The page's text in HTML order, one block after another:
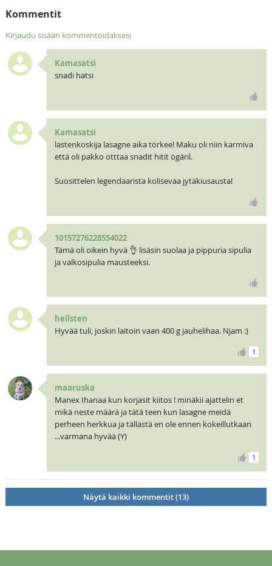
Kommentit
Kirjaudu sisään kommentoidaksesi
Kamasatsi
snadi hatsi
Kamasatsi
lastenkoskija lasagne aika törkee! Maku oli niin karmiva
että oli pakko otttaa snadit hitit ögäril.
Suosittelen legendaarista kolisevaa jytäkiusausta!
10157276228554022
Tämä oli oikein hyvä 👌 lisäsin suolaa ja pippuria sipulia
ja valkosipulia mausteeksi.
hellsten
Hyvää tuli, joskin laitoin vaan 400 g jauhelihaa. Njam :)
1
maaruska
Manex Ihanaa kun korjasit kiitos ! minäkii ajattelin et
mikä neste määrä ja tätä teen kun lasagne meidä
perheen herkkua ja tällästä en ole ennen kokeillutkaan
...varmana hyvää (Y)
1
Näytä kaikki kommentit (13)